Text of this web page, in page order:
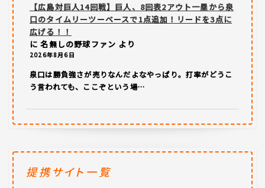
【広島対巨人14回戦】巨人、8回表2アウト一塁から泉
口のタイムリーツーベースで1点追加！リードを3点に
広げる！！
に名無しの野球ファン より
2026年8月6日
泉口は勝負強さが売りなんだよなやっぱり。打率がどうこ
う言われても、ここぞという場…
提携サイト一覧